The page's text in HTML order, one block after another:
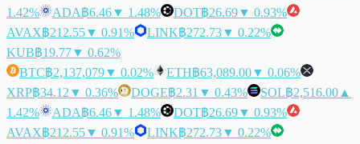
1.42%
ADA฿6.46▼ 1.48% DOT฿26.69▼ 0.93%
AVAX฿212.55▼ 0.91% LINK฿272.73▼ 0.22%
KUB฿19.77▼ 0.62%
BTC฿2,137,079▼ 0.02% ETH฿63,089.00▼ 0.06%
XRP฿34.12 ▼ 0.36% DOGE฿2.31 ▼ 0.43% SOL฿2,516.00 ▲
1.42%
ADA฿6.46▼ 1.48% DOT฿26.69▼ 0.93%
AVAX฿212.55▼ 0.91% LINK฿272.73▼ 0.22%